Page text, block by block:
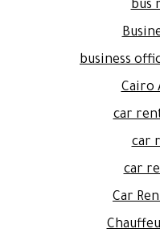
bus
business
Cairo
car
car
car
Car